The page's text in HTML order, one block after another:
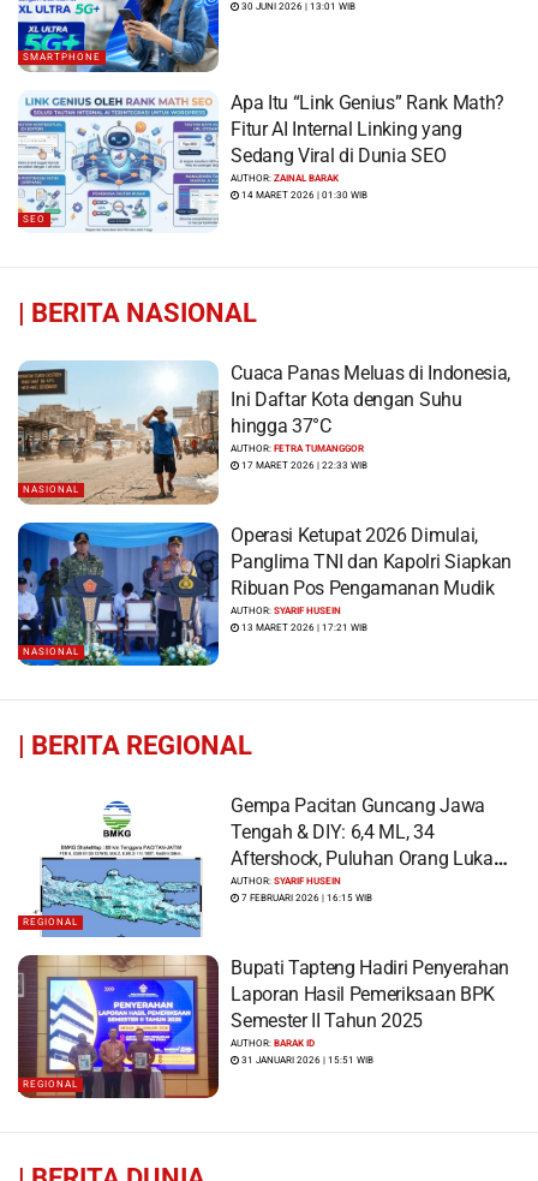
SMARTPHONE
30 JUNI 2026 | 13:01 WIB
SEO
Apa Itu “Link Genius” Rank Math?
Fitur AI Internal Linking yang
Sedang Viral di Dunia SEO
AUTHOR:ZAINAL BARAK
14 MARET 2026 | 01:30 WIB
| BERITA NASIONAL
NASIONAL
Cuaca Panas Meluas di Indonesia,
Ini Daftar Kota dengan Suhu
hingga 37°C
AUTHOR:FETRA TUMANGGOR
17 MARET 2026 | 22:33 WIB
NASIONAL
Operasi Ketupat 2026 Dimulai,
Panglima TNI dan Kapolri Siapkan
Ribuan Pos Pengamanan Mudik
AUTHOR:SYARIF HUSEIN
13 MARET 2026 | 17:21 WIB
| BERITA REGIONAL
REGIONAL
Gempa Pacitan Guncang Jawa
Tengah & DIY: 6,4 ML, 34
Aftershock, Puluhan Orang Luka
dan Ratusan Bangunan Rusak
AUTHOR:SYARIF HUSEIN
7 FEBRUARI 2026 | 16:15 WIB
REGIONAL
Bupati Tapteng Hadiri Penyerahan
Laporan Hasil Pemeriksaan BPK
Semester II Tahun 2025
AUTHOR:BARAK ID
31 JANUARI 2026 | 15:51 WIB